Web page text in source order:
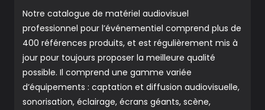
Notre catalogue de matériel audiovisuel
professionnel pour l’événementiel comprend plus de
400 références produits, et est régulièrement mis à
jour pour toujours proposer la meilleure qualité
possible. Il comprend une gamme variée
d’équipements : captation et diffusion audiovisuelle,
sonorisation, éclairage, écrans géants, scène,